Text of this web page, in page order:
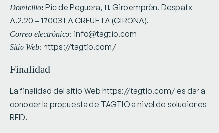
Domicilio: Pic de Peguera, 11. Giroemprèn, Despatx
A.2.20 – 17003 LA CREUETA (GIRONA).
Correo electrónico: info@tagtio.com
Sitio Web: https://tagtio.com/
Finalidad
La finalidad del sitio Web https://tagtio.com/ es dar a
conocer la propuesta de TAGTIO a nivel de soluciones
RFID.